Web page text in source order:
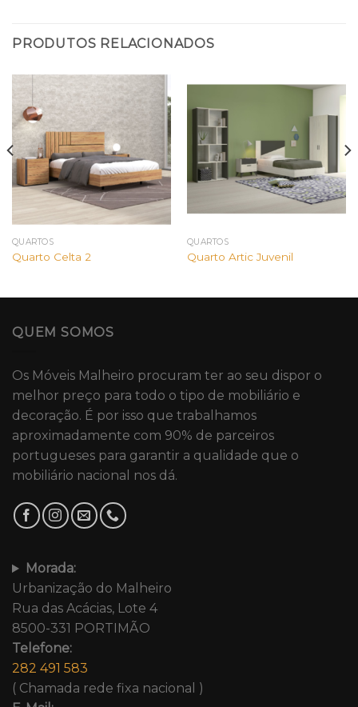
PRODUTOS RELACIONADOS
QUARTOS
Quarto Celta 2
QUARTOS
Quarto Artic Juvenil
QUEM SOMOS
Os Móveis Malheiro procuram ter ao seu dispor o
melhor preço para todo o tipo de mobiliário e
decoração. É por isso que trabalhamos
aproximadamente com 90% de parceiros
portugueses para garantir a qualidade que o
mobiliário nacional nos dá.
Morada:
Urbanização do Malheiro
Rua das Acácias, Lote 4
8500-331 PORTIMÃO
Telefone:
282 491 583
( Chamada rede fixa nacional )